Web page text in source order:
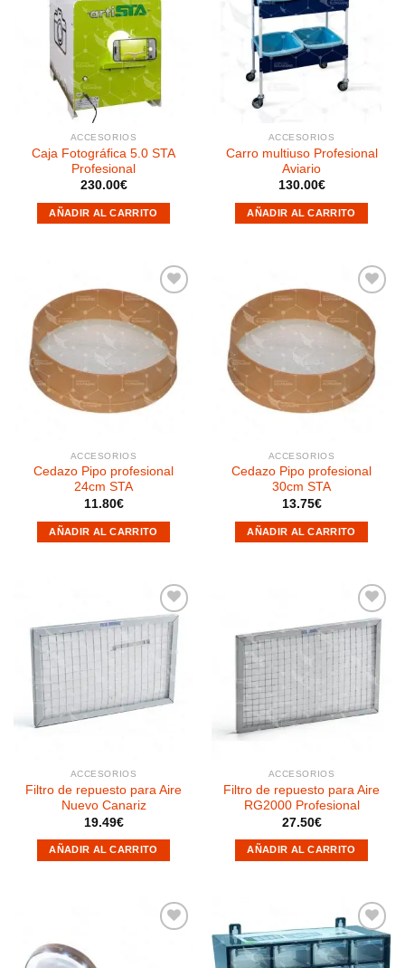
Añadir
lista de
deseos
ACCESORIOS
Caja Fotográfica 5.0 STA
Profesional
230.00€
AÑADIR AL CARRITO
lista de
deseos
ACCESORIOS
Carro multiuso Profesional
Aviario
130.00€
AÑADIR AL CARRITO
Añadir
a la
lista de
deseos
ACCESORIOS
Cedazo Pipo profesional
24cm STA
11.80€
AÑADIR AL CARRITO
Añadir
a la
lista de
deseos
ACCESORIOS
Cedazo Pipo profesional
30cm STA
13.75€
AÑADIR AL CARRITO
Añadir
a la
lista de
deseos
ACCESORIOS
Filtro de repuesto para Aire
Nuevo Canariz
19.49€
AÑADIR AL CARRITO
Añadir
a la
deseos
ACCESORIOS
Filtro de repuesto para Aire
RG2000 Profesional
27.50€
AÑADIR AL CARRITO